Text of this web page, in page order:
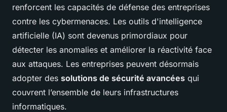
renforcent les capacités de défense des entreprises
contre les cybermenaces. Les outils d'intelligence
artificielle (IA) sont devenus primordiaux pour
détecter les anomalies et améliorer la réactivité face
aux attaques. Les entreprises peuvent désormais
adopter des solutions de sécurité avancées qui
couvrent l’ensemble de leurs infrastructures
informatiques.